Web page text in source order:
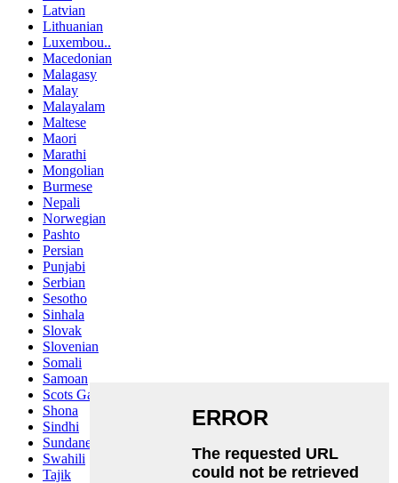
Latvian
Lithuanian
Luxembou..
Macedonian
Malagasy
Malay
Malayalam
Maltese
Maori
Marathi
Mongolian
Burmese
Nepali
Norwegian
Pashto
Persian
Punjabi
Serbian
Sesotho
Sinhala
Slovak
Slovenian
Somali
Samoan
Scots Gaelic
Shona
Sindhi
Sundanese
Swahili
Tajik